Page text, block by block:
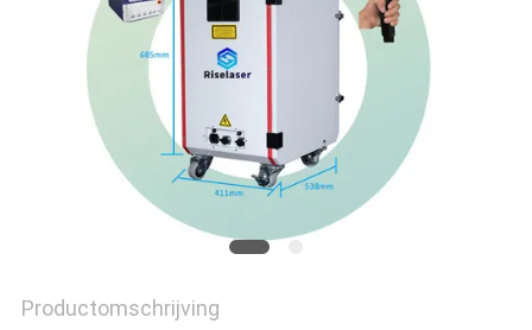
PRIVACY
Productomschrijving